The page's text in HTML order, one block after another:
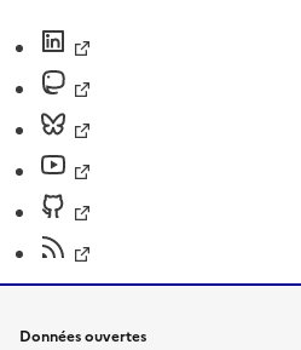
Données ouvertes